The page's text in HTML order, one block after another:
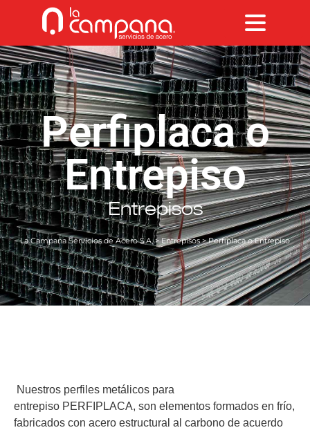
Perfiplaca o
Entrepiso
Entrepisos
La Campana Servicios de Acero S.A.>Entrepisos> Perfiplaca o Entrepiso
Nuestros perfiles metálicos para
entrepiso PERFIPLACA, son elementos formados en frío,
fabricados con acero estructural al carbono de acuerdo